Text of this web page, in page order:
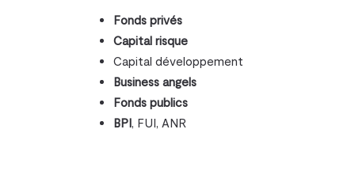
Fonds privés
Capital risque
Capital développement
Business angels
Fonds publics
BPI, FUI, ANR